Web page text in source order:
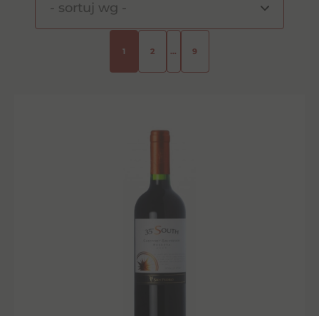
1 2 … 9